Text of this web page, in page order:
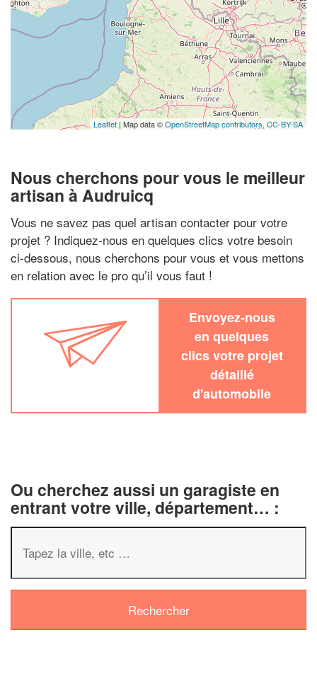
Leaflet | Map data ©OpenStreetMap contributors, CC-BY-SA
Nous cherchons pour vous le meilleur
artisan à Audruicq
Vous ne savez pas quel artisan contacter pour votre
projet ? Indiquez-nous en quelques clics votre besoin
ci-dessous, nous cherchons pour vous et vous mettons
en relation avec le pro qu’il vous faut !
Envoyez-nous
en quelques
clics votre projet
détaillé
d'automobile
Ou cherchez aussi un garagiste en
entrant votre ville, département… :